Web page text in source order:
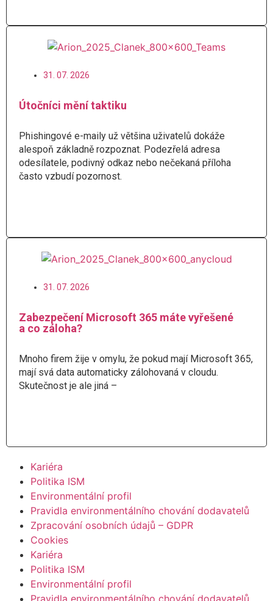
31. 07. 2026
Útočníci mění taktiku
Phishingové e-maily už většina uživatelů dokáže
alespoň základně rozpoznat. Podezřelá adresa
odesílatele, podivný odkaz nebo nečekaná příloha
často vzbudí pozornost.
31. 07. 2026
Zabezpečení Microsoft 365 máte vyřešené
a co záloha?
Mnoho firem žije v omylu, že pokud mají Microsoft 365,
mají svá data automaticky zálohovaná v cloudu.
Skutečnost je ale jiná –
Kariéra
Politika ISM
Environmentální profil
Pravidla environmentálního chování dodavatelů
Zpracování osobních údajů – GDPR
Cookies
Kariéra
Politika ISM
Environmentální profil
Pravidla environmentálního chování dodavatelů